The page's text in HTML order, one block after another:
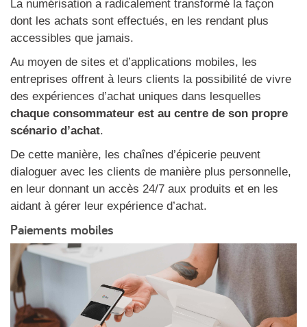
La numérisation a radicalement transformé la façon
dont les achats sont effectués, en les rendant plus
accessibles que jamais.
Au moyen de sites et d’applications mobiles, les
entreprises offrent à leurs clients la possibilité de vivre
des expériences d’achat uniques dans lesquelles
chaque consommateur est au centre de son propre
scénario d’achat.
De cette manière, les chaînes d’épicerie peuvent
dialoguer avec les clients de manière plus personnelle,
en leur donnant un accès 24/7 aux produits et en les
aidant à gérer leur expérience d’achat.
Paiements mobiles